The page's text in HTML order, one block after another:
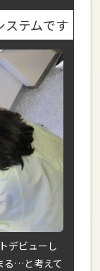
ステムです
デビューし
る…と考えて